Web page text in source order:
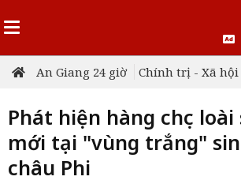
An Giang 24 giờ Chính trị - Xã hội
Phát hiện hàng chục
mới tại "vùng trắng"
châu Phi